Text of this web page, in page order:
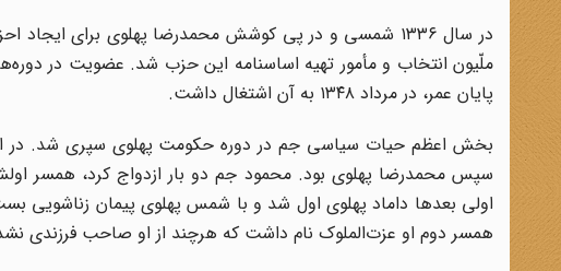
در سال ۱۳۳۶ شمسی‌ و در پی ‌کوشش ‌محمدرضا پهلوی ‌برای
‌ملّیون ‌انتخاب ‌و مأمور تهیه اساسنامه‌ این ‌حزب ‌شد. عضویت‌ در
پایان عمر، در مرداد ۱۳۴۸ به آن اشتغال داشت.
بخش ‌اعظم‌ حیات ‌سیاسی ‌جم‌ در دوره حکومت ‌پهلوی ‌سپری ‌شد. در
سپس محمدرضا پهلوی ‌بود. محمود جم دو بار ازدواج کرد، همسر
اولی بعدها داماد پهلوی اول شد و با شمس پهلوی پیمان زناشویی
همسر دوم او عزت‌الملوک نام داشت که هرچند از او صاحب فرزندی نشد